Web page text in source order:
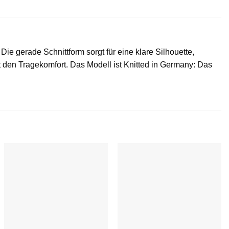
gerade Schnittform sorgt für eine klare Silhouette,
Tragekomfort. Das Modell ist Knitted in Germany: Das